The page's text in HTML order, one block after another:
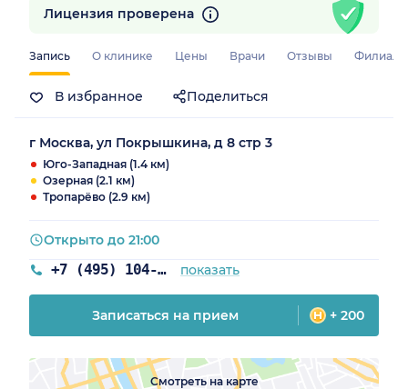
Запись О клинике Цены Врачи Отзывы Филиалы
В избранное Поделиться
Лицензия проверена
г Москва, ул Покрышкина, д 8 стр 3
Юго-Западная (1.4 км)
Озерная (2.1 км)
Тропарёво (2.9 км)
+7 (495) 104-87-50 показать
Открыто до 21:00
Записаться на прием + 200
Смотреть на карте